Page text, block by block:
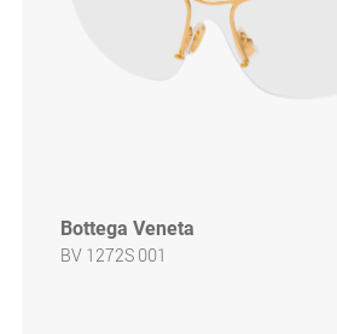
Bottega Veneta
BV 1272S 001